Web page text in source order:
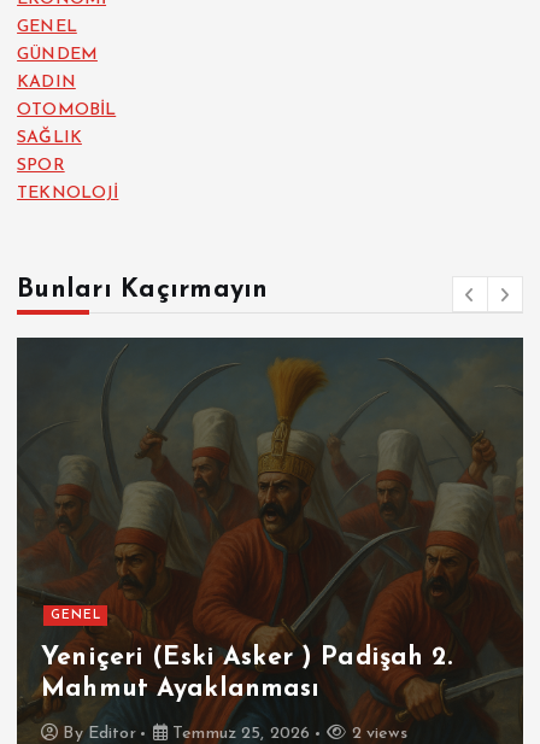
GENEL
GÜNDEM
KADIN
OTOMOBİL
SAĞLIK
SPOR
TEKNOLOJİ
Bunları Kaçırmayın
GENEL SPOR
Futbolun Zirvesinde Yeniden
İspanya
By Editor Temmuz 16, 2026 3 views